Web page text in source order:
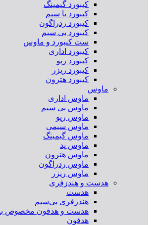
کیبورد گیمینگ
کیبورد با سیم
کیبورد ردراگون
کیبورد بی سیم
ست کیبورد و ماوس
کیبورد اداری
کیبورد رپو
کیبورد ریزر
کیبورد هترون
ماوس
ماوس اداری
ماوس بی سیم
ماوس رپو
ماوس سیمی
ماوس گیمینگ
ماوس پد
ماوس هترون
ماوس ردراگون
ماوس ریزر
هدست و هندزفری
هدست
هندزفری بی‌سیم
هدست و هدفون مخصوص
هدفون